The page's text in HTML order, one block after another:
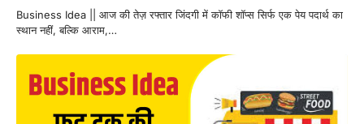
Business Idea || आज की तेज़ रफ्तार जिंदगी में कॉफी शॉप्स सिर्फ एक पेय पदार्थ का
स्थान नहीं, बल्कि आराम,…